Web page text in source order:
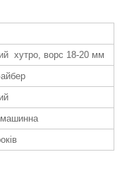
хутро, ворс 18-20 мм